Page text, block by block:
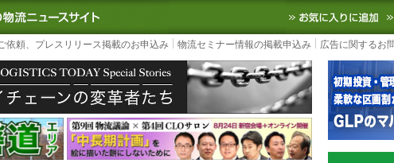
TODAY｜国内最大の物流ニュースサイト3PL, SCMなど国内外の最新の物流
依頼、プレスリリース掲載のお申込み 物流セミナー情報の掲載申込み 広告に関するお